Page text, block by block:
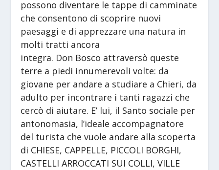
possono diventare le tappe di camminate
che consentono di scoprire nuovi
paesaggi e di apprezzare una natura in
molti tratti ancora
integra. Don Bosco attraversò queste
terre a piedi innumerevoli volte: da
giovane per andare a studiare a Chieri, da
adulto per incontrare i tanti ragazzi che
cercò di aiutare. E’ lui, il Santo sociale per
antonomasia, l’ideale accompagnatore
del turista che vuole andare alla scoperta
di CHIESE, CAPPELLE, PICCOLI BORGHI,
CASTELLI ARROCCATI SUI COLLI, VILLE